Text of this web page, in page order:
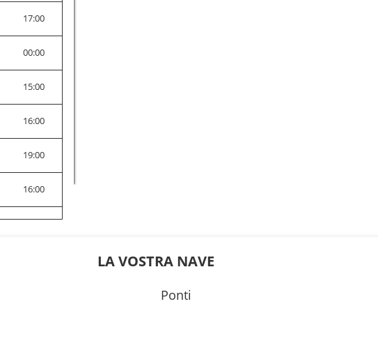
17:00
00:00
15:00
16:00
19:00
16:00
19:00
LA VOSTRA NAVE
Ponti